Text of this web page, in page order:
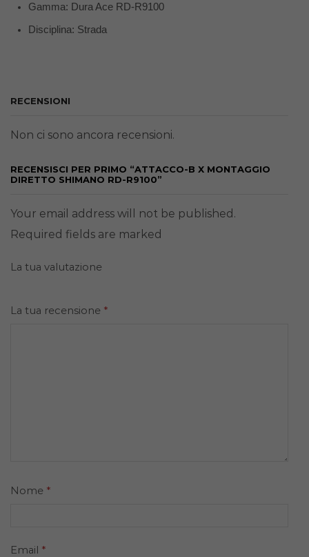
Gamma: Dura Ace RD-R9100
Disciplina: Strada
RECENSIONI
Non ci sono ancora recensioni.
RECENSISCI PER PRIMO “ATTACCO-B X MONTAGGIO
DIRETTO SHIMANO RD-R9100”
Your email address will not be published.
Required fields are marked
La tua valutazione
La tua recensione *
Nome *
Email *